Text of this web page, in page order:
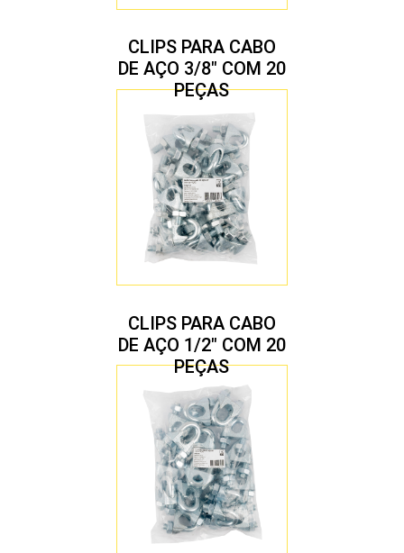
CLIPS PARA CABO
DE AÇO 3/8″ COM 20
PEÇAS
CLIPS PARA CABO
DE AÇO 1/2″ COM 20
PEÇAS